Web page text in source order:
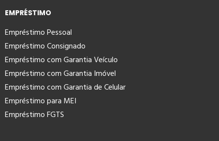
EMPRÉSTIMO
Empréstimo Pessoal
Empréstimo Consignado
Empréstimo com Garantia Veículo
Empréstimo com Garantia Imóvel
Empréstimo com Garantia de Celular
Empréstimo para MEI
Empréstimo FGTS